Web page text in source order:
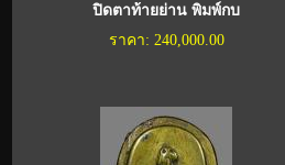
ปิดตาท้ายย่าน พิมพ์กบ
ราคา: 240,000.00